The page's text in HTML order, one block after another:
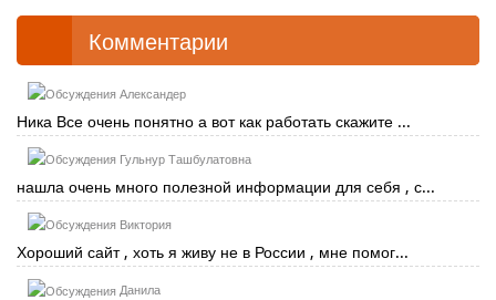
Комментарии
Александер
Ника Все очень понятно а вот как работать скажите ...
Гульнур Ташбулатовна
нашла очень много полезной информации для себя , с...
Виктория
Хороший сайт , хоть я живу не в России , мне помог...
Данила